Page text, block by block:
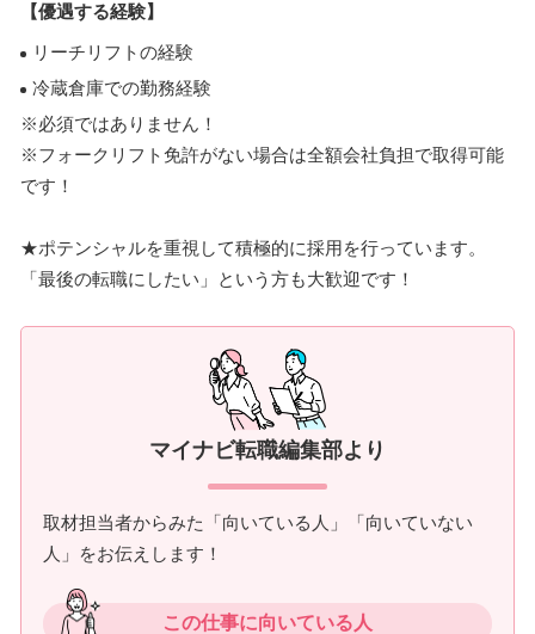
【優遇する経験】
リーチリフトの経験
冷蔵倉庫での勤務経験
※必須ではありません！
※フォークリフト免許がない場合は全額会社負担で取得可能
です！
★ポテンシャルを重視して積極的に採用を行っています。
「最後の転職にしたい」という方も大歓迎です！
マイナビ転職編集部より
取材担当者からみた「向いている人」「向いていない
人」をお伝えします！
この仕事に向いている人